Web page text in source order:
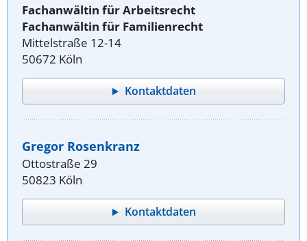
Fachanwältin für Arbeitsrecht
Fachanwältin für Familienrecht
Mittelstraße 12-14
50672 Köln
Kontaktdaten
Gregor Rosenkranz
Ottostraße 29
50823 Köln
Kontaktdaten